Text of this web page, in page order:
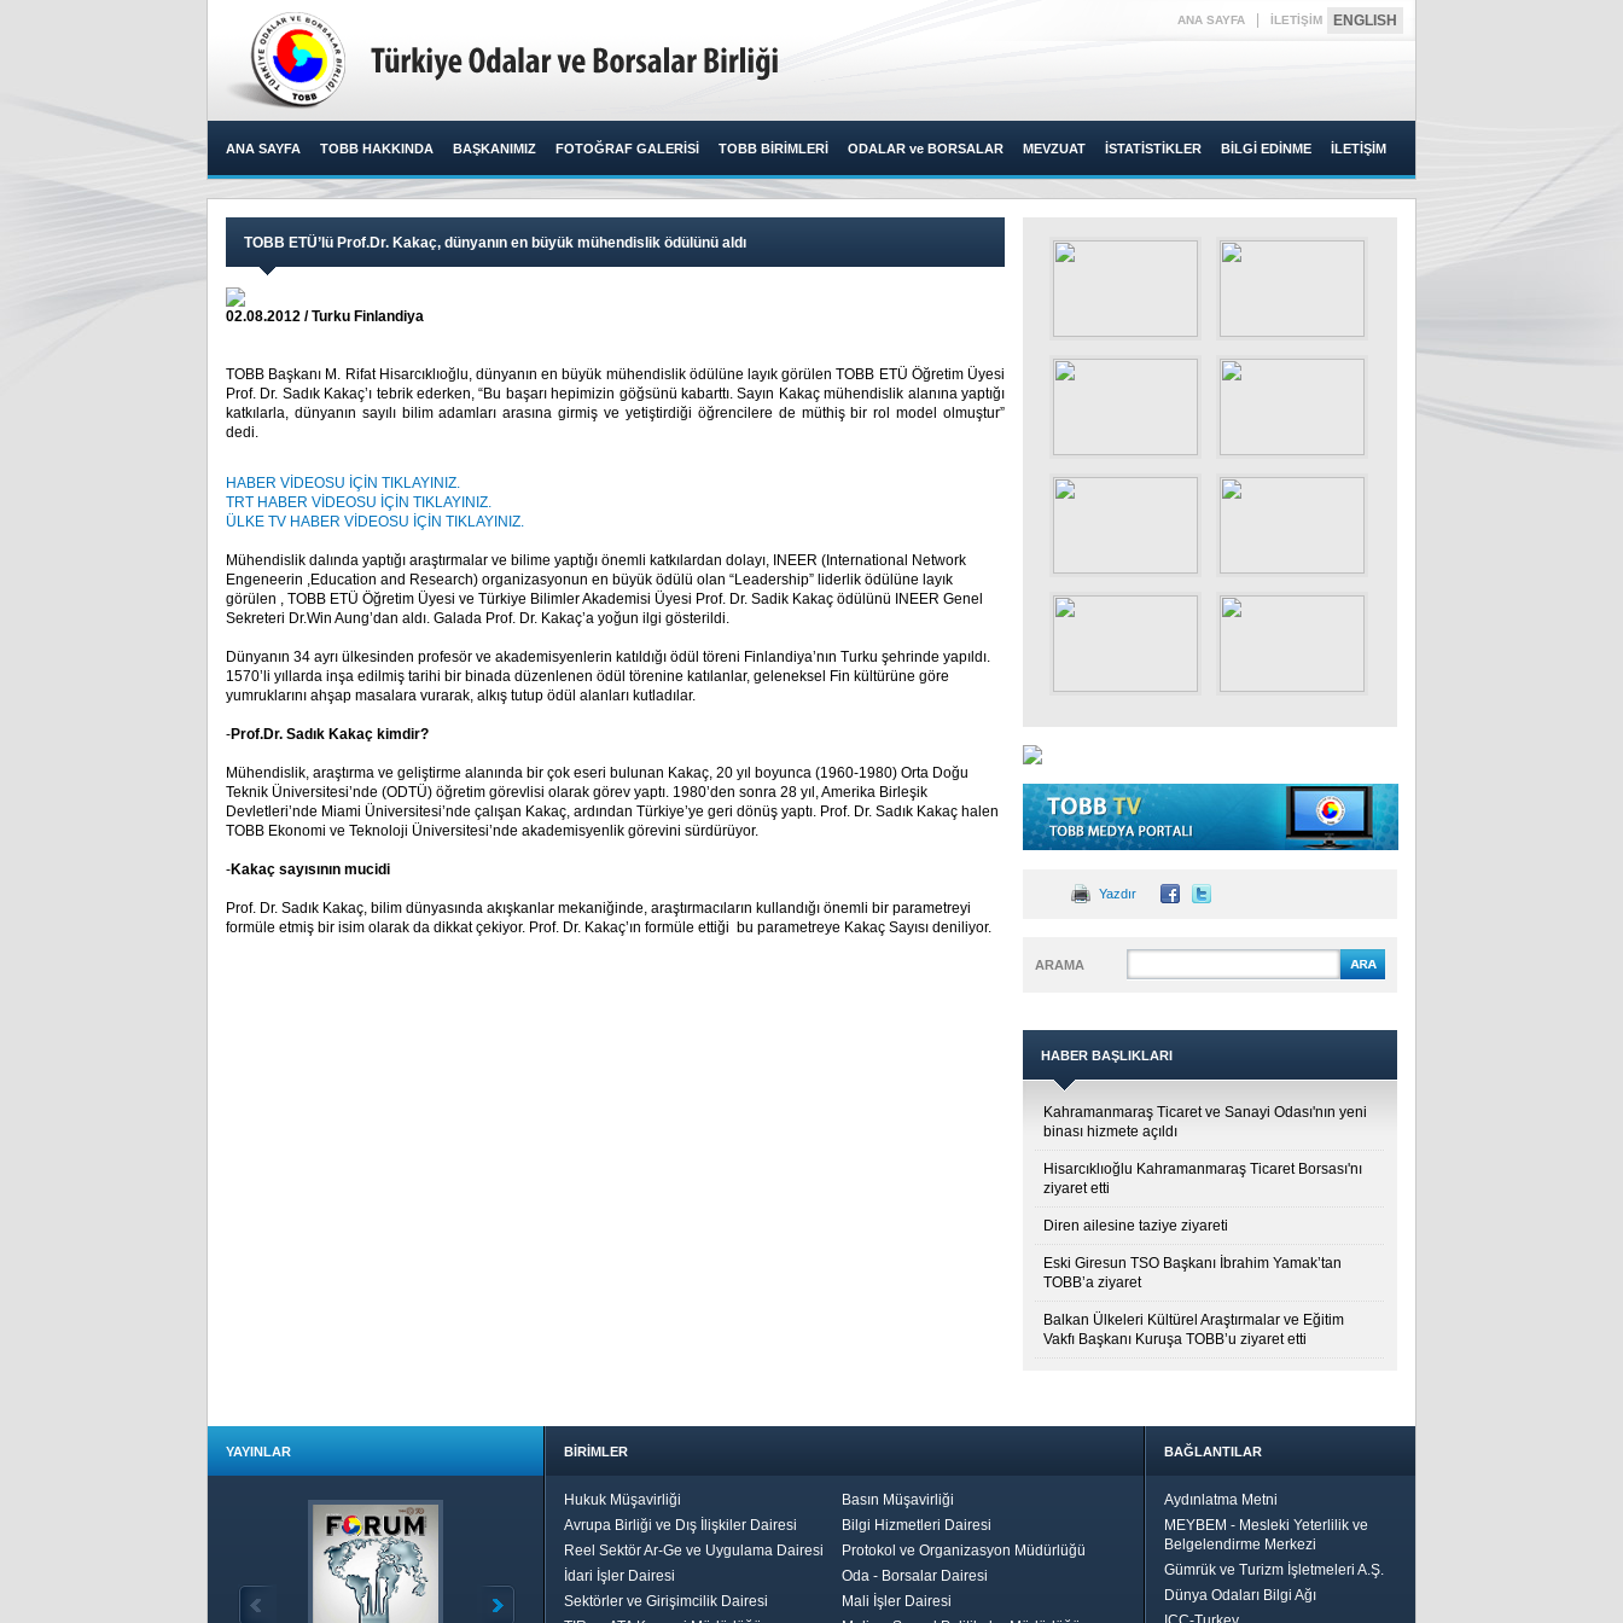
ANA SAYFA İLETİŞİM ENGLISH
ANA SAYFA TOBB HAKKINDA BAŞKANIMIZ FOTOĞRAF GALERİSİ TOBB BİRİMLERİ ODALAR ve BORSALAR MEVZUAT İSTATİSTİKLER BİLGİ EDİNME İLETİŞİM
TOBB ETÜ’lü Prof.Dr. Kakaç, dünyanın en büyük mühendislik ödülünü aldı
02.08.2012 / Turku Finlandiya
TOBB Başkanı M. Rifat Hisarcıklıoğlu, dünyanın en büyük mühendislik ödülüne layık görülen TOBB ETÜ Öğretim Üyesi
Prof. Dr. Sadık Kakaç’ı tebrik ederken, “Bu başarı hepimizin göğsünü kabarttı. Sayın Kakaç mühendislik alanına yaptığı
katkılarla, dünyanın sayılı bilim adamları arasına girmiş ve yetiştirdiği öğrencilere de müthiş bir rol model olmuştur”
dedi.​ ​
HABER VİDEOSU İÇİN TIKLAYINIZ.
TRT HABER VİDEOSU İÇİN TIKLAYINIZ.
ÜLKE TV HABER VİDEOSU İÇİN TIKLAYINIZ.
Mühendislik dalında yaptığı araştırmalar ve bilime yaptığı önemli katkılardan dolayı, INEER (International Network
Engeneerin ,Education and Research) organizasyonun en büyük ödülü olan “Leadership” liderlik ödülüne layık
görülen , TOBB ETÜ Öğretim Üyesi ve Türkiye Bilimler Akademisi Üyesi Prof. Dr. Sadik Kakaç ödülünü INEER Genel
Sekreteri Dr.Win Aung’dan aldı. Galada Prof. Dr. Kakaç’a yoğun ilgi gösterildi.
Dünyanın 34 ayrı ülkesinden profesör ve akademisyenlerin katıldığı ödül töreni Finlandiya’nın Turku şehrinde yapıldı.
1570’li yıllarda inşa edilmiş tarihi bir binada düzenlenen ödül törenine katılanlar, geleneksel Fin kültürüne göre
yumruklarını ahşap masalara vurarak, alkış tutup ödül alanları kutladılar.
-Prof.Dr. Sadık Kakaç kimdir?
Mühendislik, araştırma ve geliştirme alanında bir çok eseri bulunan Kakaç, 20 yıl boyunca (1960-1980) Orta Doğu
Teknik Üniversitesi’nde (ODTÜ) öğretim görevlisi olarak görev yaptı. 1980’den sonra 28 yıl, Amerika Birleşik
Devletleri’nde Miami Üniversitesi’nde çalışan Kakaç, ardından Türkiye’ye geri dönüş yaptı. Prof. Dr. Sadık Kakaç halen
TOBB Ekonomi ve Teknoloji Üniversitesi’nde akademisyenlik görevini sürdürüyor.
-Kakaç sayısının mucidi
Prof. Dr. Sadık Kakaç, bilim dünyasında akışkanlar mekaniğinde, araştırmacıların kullandığı önemli bir parametreyi
formüle etmiş bir isim olarak da dikkat çekiyor. Prof. Dr. Kakaç’ın formüle ettiği bu parametreye Kakaç Sayısı deniliyor.
Yazdır
ARAMA
HABER BAŞLIKLARI
Kahramanmaraş Ticaret ve Sanayi Odası'nın yeni
binası hizmete açıldı
Hisarcıklıoğlu Kahramanmaraş Ticaret Borsası'nı
ziyaret etti
Diren ailesine taziye ziyareti
Eski Giresun TSO Başkanı İbrahim Yamak’tan
TOBB’a ziyaret
Balkan Ülkeleri Kültürel Araştırmalar ve Eğitim
Vakfı Başkanı Kuruşa TOBB’u ziyaret etti
YAYINLAR BİRİMLER
Hukuk Müşavirliği
Basın Müşavirliği
Avrupa Birliği ve Dış İlişkiler Dairesi
Bilgi Hizmetleri Dairesi
Reel Sektör Ar-Ge ve Uygulama Dairesi
Protokol ve Organizasyon Müdürlüğü
İdari İşler Dairesi
Oda - Borsalar Dairesi
Sektörler ve Girişimcilik Dairesi
Mali İşler Dairesi
BAĞLANTILAR
Aydınlatma Metni
MEYBEM - Mesleki Yeterlilik ve
Belgelendirme Merkezi
Gümrük ve Turizm İşletmeleri A.Ş.
Dünya Odaları Bilgi Ağı